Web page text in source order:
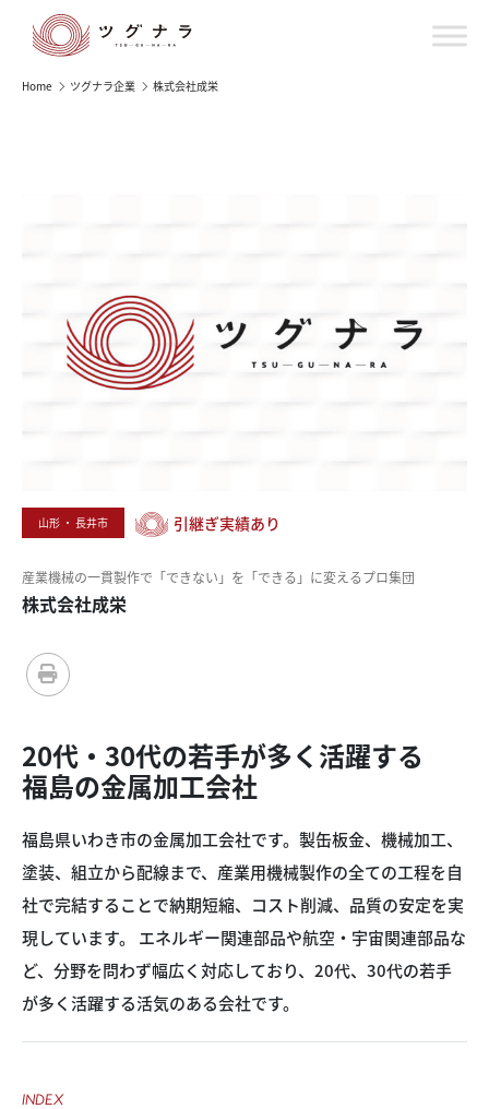
Home ツグナラ企業 株式会社成栄
山形 ・ 長井市 引継ぎ実績あり
産業機械の一貫製作で 「できない」を 「できる」に変えるプロ集団
株式会社成栄
20代・ 30代の若手が多く 活躍する
福島の金属加工会社
福島県いわき市の金属加工会社です。製缶板金、機械加工、
塗装、組立から配線まで、産業用機械製作の全ての工程を自
社で完結することで納期短縮、コスト削減、品質の安定を実
現しています。 エネルギー関連部品や航空・宇宙関連部品な
ど、分野を問わず幅広く対応しており、20代、30代の若手
が多く活躍する活気のある会社です。
INDEX